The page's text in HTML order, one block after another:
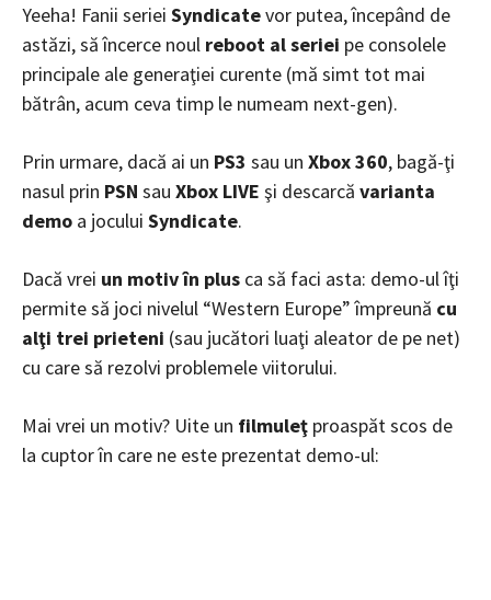
Yeeha! Fanii seriei Syndicatevor putea, începând de
astăzi, să încerce noul reboot al seriei pe consolele
principale ale generaţiei curente (mă simt tot mai
bătrân, acum ceva timp le numeam next-gen).
Prin urmare, dacă ai un PS3 sau un Xbox 360, bagă-ţi
nasul prin PSN sau Xbox LIVE şi descarcă varianta
demo a jocului Syndicate.
Dacă vrei un motiv în plus ca să faci asta: demo-ul îţi
permite să joci nivelul “Western Europe” împreună cu
alţi trei prieteni (sau jucători luaţi aleator de pe net)
cu care să rezolvi problemele viitorului.
Mai vrei un motiv? Uite un filmuleţ proaspăt scos de
la cuptor în care ne este prezentat demo-ul: